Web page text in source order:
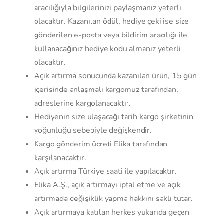
aracılığıyla bilgilerinizi paylaşmanız yeterli
olacaktır. Kazanılan ödül, hediye çeki ise size
gönderilen e-posta veya bildirim aracılığı ile
kullanacağınız hediye kodu almanız yeterli
olacaktır.
Açık artırma sonucunda kazanılan ürün, 15 gün
içerisinde anlaşmalı kargomuz tarafından,
adreslerine kargolanacaktır.
Hediyenin size ulaşacağı tarih kargo şirketinin
yoğunluğu sebebiyle değişkendir.
Kargo gönderim ücreti Elika tarafından
karşılanacaktır.
Açık artırma Türkiye saati ile yapılacaktır.
Elika A.Ş., açık artırmayı iptal etme ve açık
artırmada değişiklik yapma hakkını saklı tutar.
Açık artırmaya katılan herkes yukarıda geçen